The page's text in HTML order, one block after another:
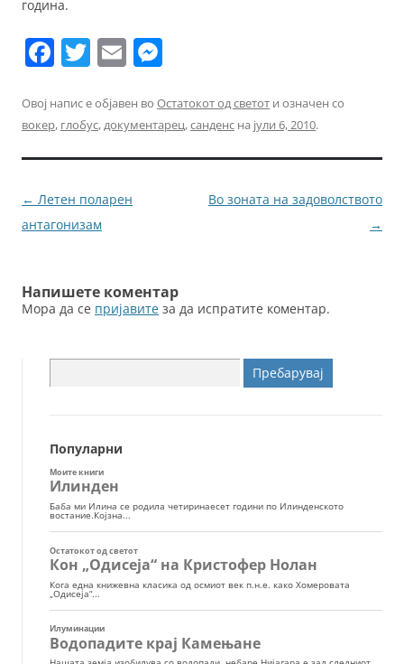
година.
F
c
e
b
o
o
T
itt
er
E
ai
l
ss
e
n
Овој напис е објавен во Остатокот од светот и означен со
вокер, глобус,документарец,санденс на јули 6, 2010.
Навигација
за
← Летен поларен
антагонизам
Во зоната на задоволството
→
Напишете коментар
Мора да се пријавите за да испратите коментар.
за:
Популарни